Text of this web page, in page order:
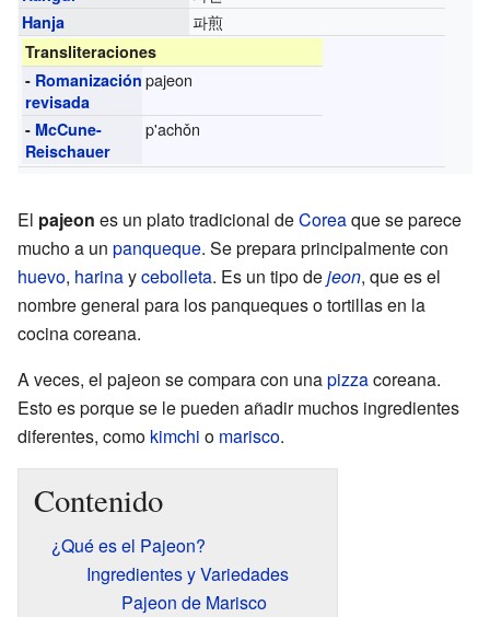
Hanja 파煎
Transliteraciones
- Romanización
revisada
pajeon
- McCune-
Reischauer
p'achǒn
El pajeon es un plato tradicional deCoreaque se parece
mucho a un panqueque. Se prepara principalmente con
huevo, harinaycebolleta. Es un tipo dejeon, que es el
nombre general para los panqueques o tortillas en la
cocina coreana.
A veces, el pajeon se compara con unapizzacoreana.
Esto es porque se le pueden añadir muchos ingredientes
diferentes, como kimchi o marisco.
Contenido
¿Qué es el Pajeon?
Ingredientes y Variedades
Pajeon de Marisco